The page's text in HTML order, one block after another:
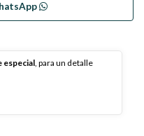
especial , para un detalle